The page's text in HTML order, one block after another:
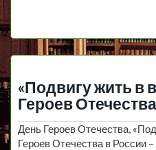
«Подвигу жить в
Героев Отечества
День Героев Отечества,
Героев Отечества в России